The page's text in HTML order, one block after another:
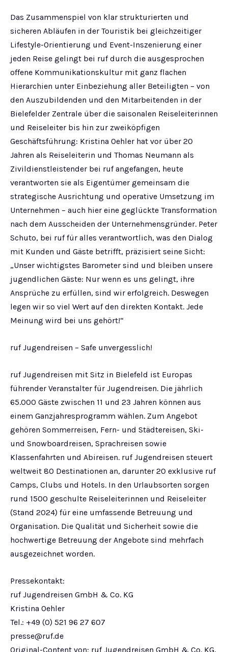
Das Zusammenspiel von klar strukturierten und
sicheren Abläufen in der Touristik bei gleichzeitiger
Lifestyle-Orientierung und Event-Inszenierung einer
jeden Reise gelingt bei ruf durch die ausgesprochen
offene Kommunikationskultur mit ganz flachen
Hierarchien unter Einbeziehung aller Beteiligten – von
den Auszubildenden und den Mitarbeitenden in der
Bielefelder Zentrale über die saisonalen Reiseleiterinnen
und Reiseleiter bis hin zur zweiköpfigen
Geschäftsführung: Kristina Oehler hat vor über 20
Jahren als Reiseleiterin und Thomas Neumann als
Zivildienstleistender bei ruf angefangen, heute
verantworten sie als Eigentümer gemeinsam die
strategische Ausrichtung und operative Umsetzung im
Unternehmen – auch hier eine geglückte Transformation
nach dem Ausscheiden der Unternehmensgründer. Peter
Schuto, bei ruf für alles verantwortlich, was den Dialog
mit Kunden und Gäste betrifft, präzisiert seine Sicht:
„Unser wichtigstes Barometer sind und bleiben unsere
jugendlichen Gäste: Nur wenn es uns gelingt, ihre
Ansprüche zu erfüllen, sind wir erfolgreich. Deswegen
legen wir so viel Wert auf den direkten Kontakt. Jede
Meinung wird bei uns gehört!“
ruf Jugendreisen – Safe unvergesslich!
ruf Jugendreisen mit Sitz in Bielefeld ist Europas
führender Veranstalter für Jugendreisen. Die jährlich
65.000 Gäste zwischen 11 und 23 Jahren können aus
einem Ganzjahresprogramm wählen. Zum Angebot
gehören Sommerreisen, Fern- und Städtereisen, Ski-
und Snowboardreisen, Sprachreisen sowie
Klassenfahrten und Abireisen. ruf Jugendreisen steuert
weltweit 80 Destinationen an, darunter 20 exklusive ruf
Camps, Clubs und Hotels. In den Urlaubsorten sorgen
rund 1500 geschulte Reiseleiterinnen und Reiseleiter
(Stand 2024) für eine umfassende Betreuung und
Organisation. Die Qualität und Sicherheit sowie die
hochwertige Betreuung der Angebote sind mehrfach
ausgezeichnet worden.
Pressekontakt:
ruf Jugendreisen GmbH & Co. KG
Kristina Oehler
Tel.: +49 (0) 521 96 27 607
presse@ruf.de
Original-Content von: ruf Jugendreisen GmbH & Co. KG,